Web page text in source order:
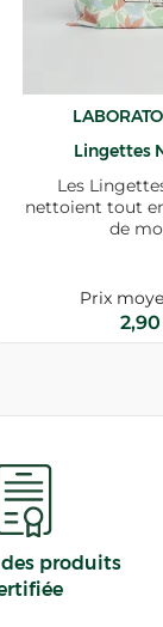
Lingettes
Les
nettoient tout
de
Prix
produits